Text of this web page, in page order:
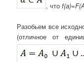
, чтоf(a)=F(
Разобьем все
(отличное от